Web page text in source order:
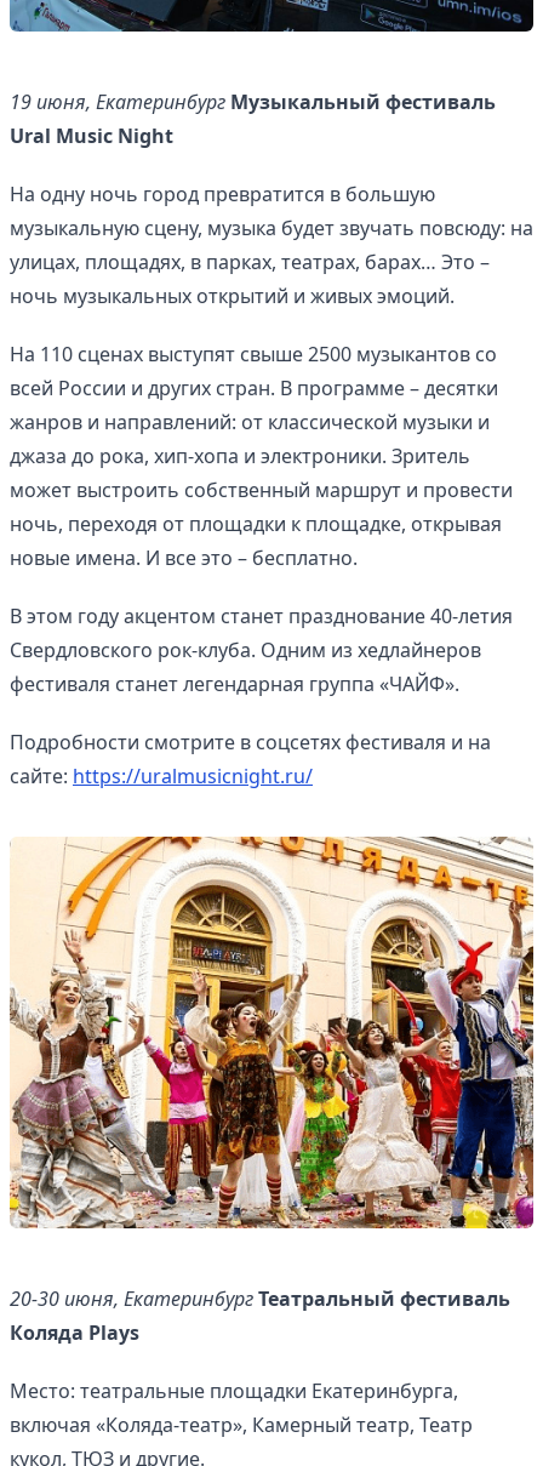
19 июня, Екатеринбург Музыкальный фестиваль
Ural Music Night
На одну ночь город превратится в большую
музыкальную сцену, музыка будет звучать повсюду: на
улицах, площадях, в парках, театрах, барах… Это –
ночь музыкальных открытий и живых эмоций.
На 110 сценах выступят свыше 2500 музыкантов со
всей России и других стран. В программе – десятки
жанров и направлений: от классической музыки и
джаза до рока, хип-хопа и электроники. Зритель
может выстроить собственный маршрут и провести
ночь, переходя от площадки к площадке, открывая
новые имена. И все это – бесплатно.
В этом году акцентом станет празднование 40-летия
Свердловского рок-клуба. Одним из хедлайнеров
фестиваля станет легендарная группа «ЧАЙФ».
Подробности смотрите в соцсетях фестиваля и на
сайте: https://uralmusicnight.ru/
20-30 июня, ЕкатеринбургТеатральный фестиваль
Коляда Plays
Место: театральные площадки Екатеринбурга,
включая «Коляда-театр», Камерный театр, Театр
кукол, ТЮЗ и другие.